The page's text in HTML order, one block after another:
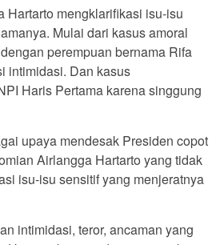
Hartarto mengklarifikasi isu-isu
Mulai dari kasus amoral
perempuan bernama Rifa
intimidasi. Dan kasus
Haris Pertama karena singgung
upaya mendesak Presiden copot
Airlangga Hartarto yang tidak
isu-isu sensitif yang menjeratnya
intimidasi, teror, ancaman yang